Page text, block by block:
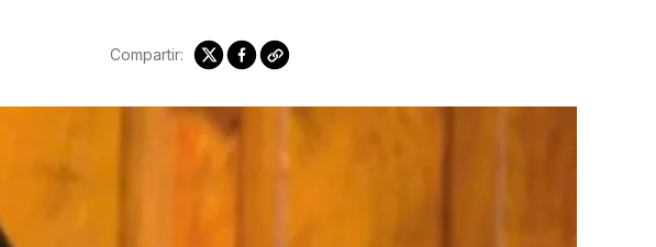
Compartir: